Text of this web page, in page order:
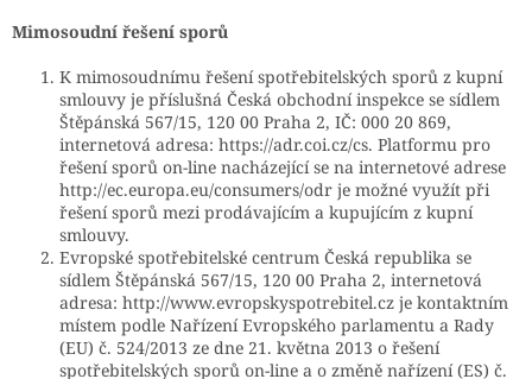
Mimosoudní řešení sporů
K mimosoudnímu řešení spotřebitelských sporů z kupní
smlouvy je příslušná Česká obchodní inspekce se sídlem
Štěpánská 567/15, 120 00 Praha 2, IČ: 000 20 869,
internetová adresa: https://adr.coi.cz/cs. Platformu pro
řešení sporů on-line nacházející se na internetové adrese
http://ec.europa.eu/consumers/odr je možné využít při
řešení sporů mezi prodávajícím a kupujícím z kupní
smlouvy.
Evropské spotřebitelské centrum Česká republika se
sídlem Štěpánská 567/15, 120 00 Praha 2, internetová
adresa: http://www.evropskyspotrebitel.cz je kontaktním
místem podle Nařízení Evropského parlamentu a Rady
(EU) č. 524/2013 ze dne 21. května 2013 o řešení
spotřebitelských sporů on-line a o změně nařízení (ES) č.